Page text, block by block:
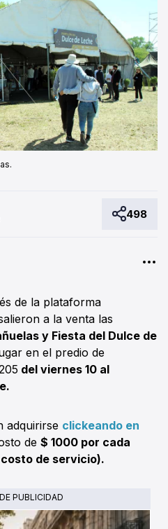
498
de la plataforma
a la venta las
y Fiesta del Dulce de
en el predio de
del viernes 10 al
adquirirse clickeando en
de $ 1000 por cada
de servicio).
PUBLICIDAD